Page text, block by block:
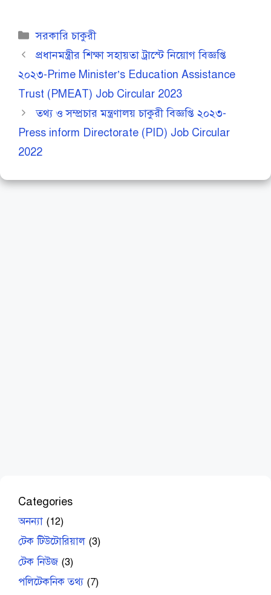
Categories
সরকারি চাকুরী
প্রধানমন্ত্রীর শিক্ষা সহায়তা ট্রাস্টে নিয়োগ বিজ্ঞপ্তি
২০২৩-Prime Minister’s Education Assistance
Trust (PMEAT) Job Circular 2023
তথ্য ও সম্প্রচার মন্ত্রণালয় চাকুরী বিজ্ঞপ্তি ২০২৩-
Press inform Directorate (PID) Job Circular
2022
Categories
অনন্যা (12)
টেক টিউটোরিয়াল (3)
টেক নিউজ (3)
পলিটেকনিক তথ্য (7)